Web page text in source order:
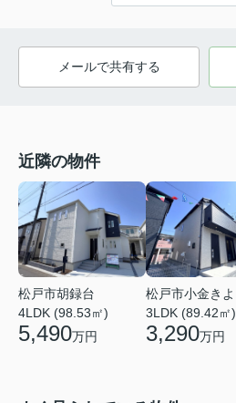
メールで共有する
近隣の物件
松戸市胡録台
4LDK (98.53㎡)
5,490万円
松戸市小金き
3LDK (89.42㎡)
3,290万円